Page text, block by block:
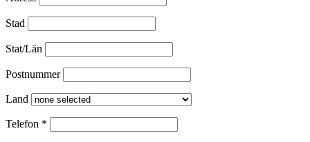
Stad
Stat/Län
Postnummer
Land
Telefon *